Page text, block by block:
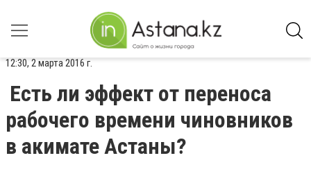
12:30, 2 марта 2016 г.
Есть ли эффект от переноса
рабочего времени чиновников
в акимате Астаны?